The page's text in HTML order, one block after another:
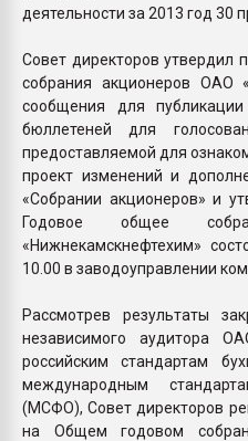
деятельности за 2013 год 30
Совет директоров утвердил
собрания акционеров ОАО
сообщения для
бюллетеней для
предоставляемой для
проект изменений и
«Собрании акционеров» и
Годовое общее
«Нижнекамскнефтехим»
10.00 в заводоуправлении
Рассмотрев результаты
независимого аудитора
российским стандартам
международным
(МСФО), Совет директоров
на Общем годовом